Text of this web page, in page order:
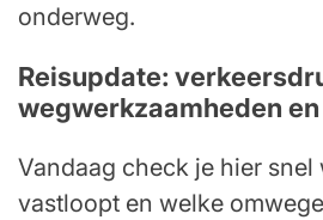
onderweg.
Reisupdate:
wegwerkzaamheden
Vandaag check je hier snel
vastloopt en welke